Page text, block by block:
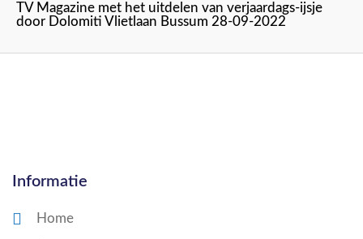
TV Magazine met het uitdelen van verjaardags-ijsje
door Dolomiti Vlietlaan Bussum 28-09-2022
Informatie
Home